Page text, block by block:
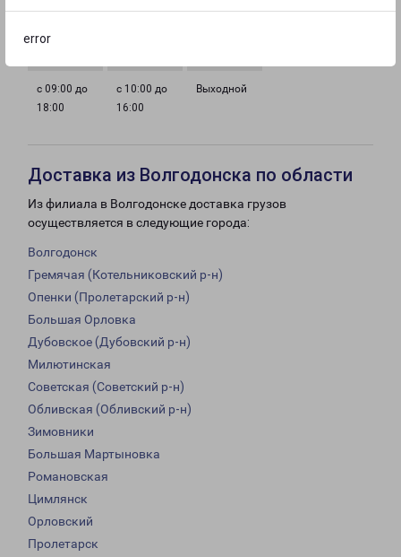
error
с 09:00 до
с 09:00 до
с 09:00 до
с 09:00 до
с 09:00 до
18:00
с 10:00 до
16:00
Выходной
Доставка из Волгодонска по области
Из филиала в Волгодонске доставка грузов
осуществляется в следующие города:
Волгодонск
Гремячая (Котельниковский р-н)
Опенки (Пролетарский р-н)
Большая Орловка
Дубовское (Дубовский р-н)
Милютинская
Советская (Советский р-н)
Обливская (Обливский р-н)
Зимовники
Большая Мартыновка
Романовская
Цимлянск
Орловский
Пролетарск